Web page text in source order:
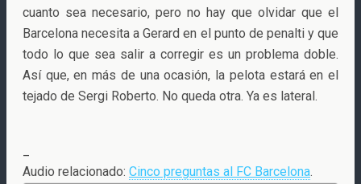
cuanto sea necesario, pero no hay que olvidar que el
Barcelona necesita a Gerard en el punto de penalti y que
todo lo que sea salir a corregir es un problema doble.
Así que, en más de una ocasión, la pelota estará en el
tejado de Sergi Roberto. No queda otra. Ya es lateral.
Audio relacionado: Cinco preguntas al FC Barcelona.